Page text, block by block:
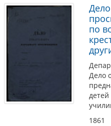
по
Дело
1861